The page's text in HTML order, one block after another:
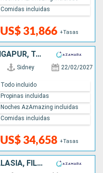
US$ 31,866 +Tasas
Comidas incluidas
AUSTRALIA, INDONESIA, SINGAPUR, TAILANDIA, VIETNAM, TAIWÁN, CHINA, COREA DEL SUR, JAPÓN, CANADÁ, ESTADOS UNIDOS
Sidney 22/02/2027
US$ 34,658 +Tasas
Todo incluido
Propinas incluidas
Noches AzAmazing incluidas
Comidas incluidas
AUSTRALIA, INDONESIA, MALASIA, FILIPINAS, CHINA, VIETNAM, TAILANDIA, SINGAPUR, SRI LANKA, INDIA, MALDIVAS, MAURICE, FRANCIA, MADAGASCAR, SUDAFRICA, NAMIBIA, REINO UNIDO, CABO VERDE, MARRUECOS, ESPAÑA